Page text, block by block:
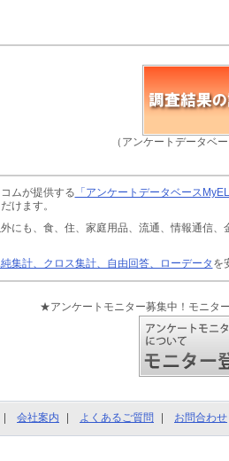
（アンケートデータベ
ムが提供する 「アンケートデータベース
けます。
外にも、食、住、家庭用品、流通、情報通信、
集計、クロス集計、自由回答、ローデータ を
★アンケートモニター募集中！モニタ
会社案内 よくあるご質問 お問合わせ